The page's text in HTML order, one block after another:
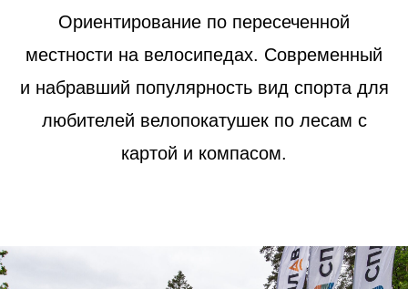
Ориентирование по пересеченной
местности на велосипедах. Современный
и набравший популярность вид спорта для
любителей велопокатушек по лесам с
картой и компасом.